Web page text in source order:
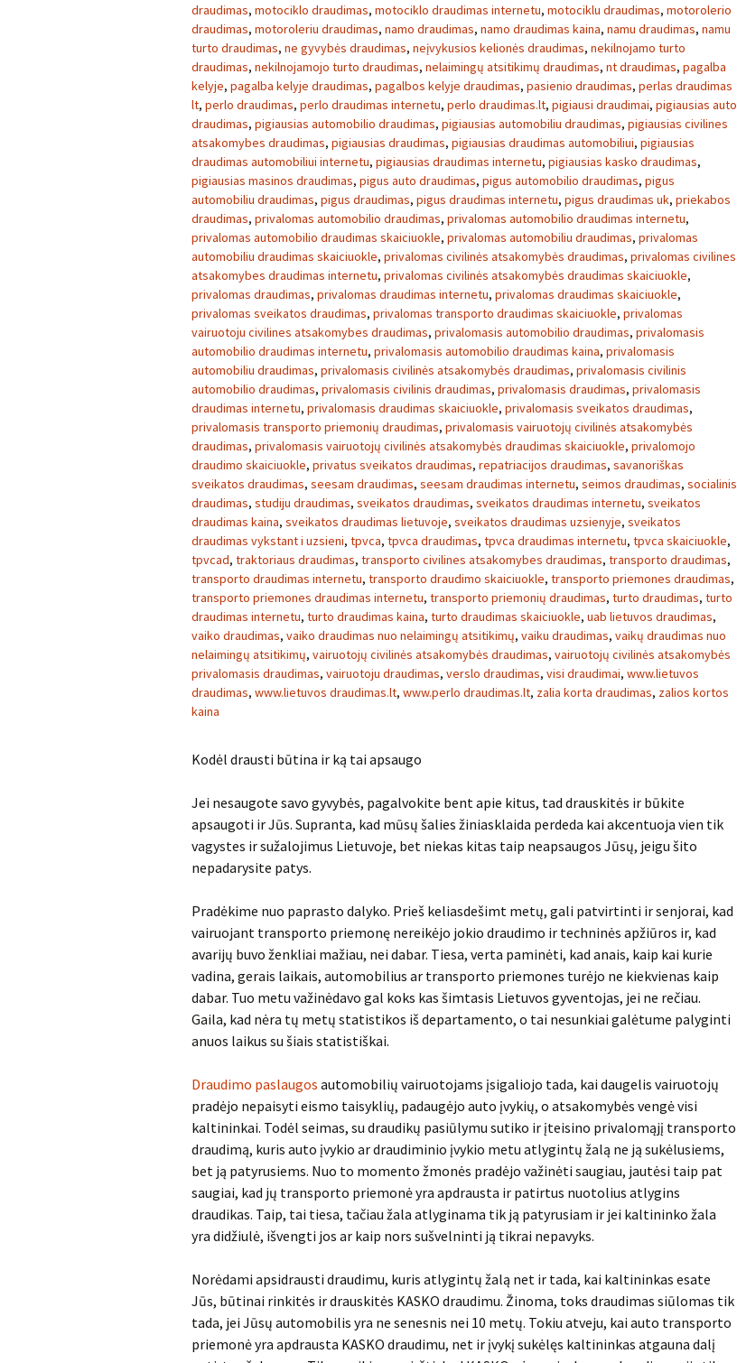
draudimas, motociklo draudimas, motociklo draudimas internetu, motociklu draudimas, motorolerio
draudimas, motoroleriu draudimas, namo draudimas, namo draudimas kaina, namu draudimas, namu
turto draudimas, ne gyvybės draudimas, neįvykusios kelionės draudimas, nekilnojamo turto
draudimas, nekilnojamojo turto draudimas, nelaimingų atsitikimų draudimas, nt draudimas, pagalba
kelyje, pagalba kelyje draudimas, pagalbos kelyje draudimas, pasienio draudimas, perlas draudimas
lt, perlo draudimas, perlo draudimas internetu, perlo draudimas.lt, pigiausi draudimai, pigiausias auto
draudimas, pigiausias automobilio draudimas, pigiausias automobiliu draudimas, pigiausias civilines
atsakomybes draudimas, pigiausias draudimas, pigiausias draudimas automobiliui, pigiausias
draudimas automobiliui internetu, pigiausias draudimas internetu, pigiausias kasko draudimas,
pigiausias masinos draudimas, pigus auto draudimas, pigus automobilio draudimas, pigus
automobiliu draudimas, pigus draudimas, pigus draudimas internetu, pigus draudimas uk, priekabos
draudimas, privalomas automobilio draudimas, privalomas automobilio draudimas internetu,
privalomas automobilio draudimas skaiciuokle, privalomas automobiliu draudimas, privalomas
automobiliu draudimas skaiciuokle, privalomas civilinės atsakomybės draudimas, privalomas civilines
atsakomybes draudimas internetu, privalomas civilinės atsakomybės draudimas skaiciuokle,
privalomas draudimas, privalomas draudimas internetu, privalomas draudimas skaiciuokle,
privalomas sveikatos draudimas, privalomas transporto draudimas skaiciuokle, privalomas
vairuotoju civilines atsakomybes draudimas, privalomasis automobilio draudimas, privalomasis
automobilio draudimas internetu, privalomasis automobilio draudimas kaina, privalomasis
automobiliu draudimas, privalomasis civilinės atsakomybės draudimas, privalomasis civilinis
automobilio draudimas, privalomasis civilinis draudimas, privalomasis draudimas, privalomasis
draudimas internetu, privalomasis draudimas skaiciuokle, privalomasis sveikatos draudimas,
privalomasis transporto priemonių draudimas, privalomasis vairuotojų civilinės atsakomybės
draudimas, privalomasis vairuotojų civilinės atsakomybės draudimas skaiciuokle, privalomojo
draudimo skaiciuokle, privatus sveikatos draudimas, repatriacijos draudimas, savanoriškas
sveikatos draudimas, seesam draudimas, seesam draudimas internetu, seimos draudimas, socialinis
draudimas, studiju draudimas, sveikatos draudimas, sveikatos draudimas internetu, sveikatos
draudimas kaina, sveikatos draudimas lietuvoje, sveikatos draudimas uzsienyje, sveikatos
draudimas vykstant i uzsieni, tpvca, tpvca draudimas, tpvca draudimas internetu, tpvca skaiciuokle,
tpvcad, traktoriaus draudimas, transporto civilines atsakomybes draudimas, transporto draudimas,
transporto draudimas internetu, transporto draudimo skaiciuokle, transporto priemones draudimas,
transporto priemones draudimas internetu, transporto priemonių draudimas, turto draudimas, turto
draudimas internetu, turto draudimas kaina, turto draudimas skaiciuokle, uab lietuvos draudimas,
vaiko draudimas, vaiko draudimas nuo nelaimingų atsitikimų, vaiku draudimas, vaikų draudimas nuo
nelaimingų atsitikimų, vairuotojų civilinės atsakomybės draudimas, vairuotojų civilinės atsakomybės
privalomasis draudimas, vairuotoju draudimas, verslo draudimas, visi draudimai, www.lietuvos
draudimas, www.lietuvos draudimas.lt, www.perlo draudimas.lt, zalia korta draudimas, zalios kortos
kaina
Kodėl drausti būtina ir ką tai apsaugo
Jei nesaugote savo gyvybės, pagalvokite bent apie kitus, tad drauskitės ir būkite
apsaugoti ir Jūs. Supranta, kad mūsų šalies žiniasklaida perdeda kai akcentuoja vien tik
vagystes ir sužalojimus Lietuvoje, bet niekas kitas taip neapsaugos Jūsų, jeigu šito
nepadarysite patys.
Pradėkime nuo paprasto dalyko. Prieš keliasdešimt metų, gali patvirtinti ir senjorai, kad
vairuojant transporto priemonę nereikėjo jokio draudimo ir techninės apžiūros ir, kad
avarijų buvo ženkliai mažiau, nei dabar. Tiesa, verta paminėti, kad anais, kaip kai kurie
vadina, gerais laikais, automobilius ar transporto priemones turėjo ne kiekvienas kaip
dabar. Tuo metu važinėdavo gal koks kas šimtasis Lietuvos gyventojas, jei ne rečiau.
Gaila, kad nėra tų metų statistikos iš departamento, o tai nesunkiai galėtume palyginti
anuos laikus su šiais statistiškai.
Draudimo paslaugos automobilių vairuotojams įsigaliojo tada, kai daugelis vairuotojų
pradėjo nepaisyti eismo taisyklių, padaugėjo auto įvykių, o atsakomybės vengė visi
kaltininkai. Todėl seimas, su draudikų pasiūlymu sutiko ir įteisino privalomąjį transporto
draudimą, kuris auto įvykio ar draudiminio įvykio metu atlygintų žalą ne ją sukėlusiems,
bet ją patyrusiems. Nuo to momento žmonės pradėjo važinėti saugiau, jautėsi taip pat
saugiai, kad jų transporto priemonė yra apdrausta ir patirtus nuotolius atlygins
draudikas. Taip, tai tiesa, tačiau žala atlyginama tik ją patyrusiam ir jei kaltininko žala
yra didžiulė, išvengti jos ar kaip nors sušvelninti ją tikrai nepavyks.
Norėdami apsidrausti draudimu, kuris atlygintų žalą net ir tada, kai kaltininkas esate
Jūs, būtinai rinkitės ir drauskitės KASKO draudimu. Žinoma, toks draudimas siūlomas tik
tada, jei Jūsų automobilis yra ne senesnis nei 10 metų. Tokiu atveju, kai auto transporto
priemonė yra apdrausta KASKO draudimu, net ir įvykį sukėlęs kaltininkas atgauna dalį